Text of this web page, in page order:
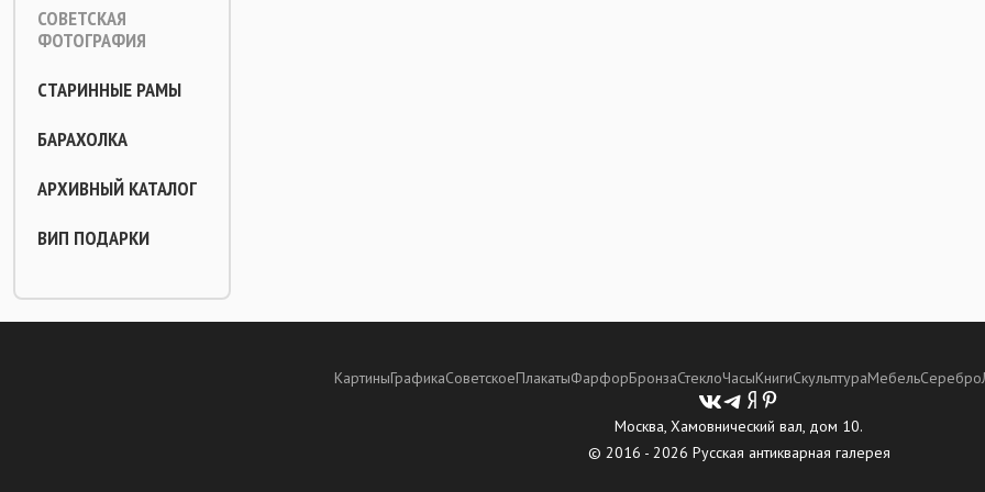
СОВЕТСКАЯ
ФОТОГРАФИЯ
СТАРИННЫЕ РАМЫ
БАРАХОЛКА
АРХИВНЫЙ КАТАЛОГ
ВИП ПОДАРКИ
КартиныГрафикаСоветскоеПлакатыФарфорБронзаСтеклоЧасыКнигиСкульптураМебельСеребро
Москва, Хамовнический вал, дом 10.
© 2016 - 2026 Русская антикварная галерея